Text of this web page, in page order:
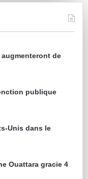
de
publique
Unis dans le
Ouattara gracie 4